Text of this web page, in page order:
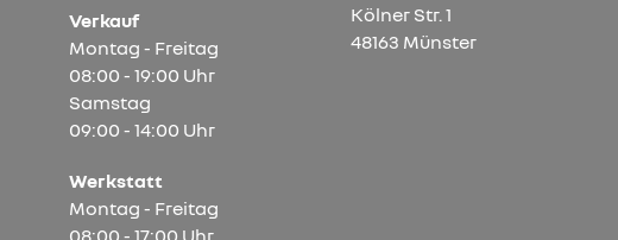
Verkauf
Montag - Freitag
08:00 - 19:00 Uhr
Samstag
09:00 - 14:00 Uhr
Werkstatt
Montag - Freitag
08:00 - 17:00 Uhr
Kölner Str. 1
48163 Münster